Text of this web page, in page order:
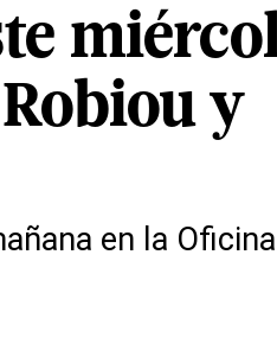
y
en la